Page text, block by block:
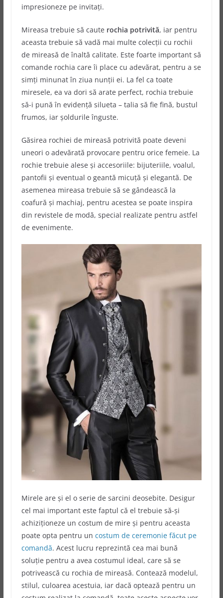
impresioneze pe invitați.
Mireasa trebuie să caute rochia potrivită, iar pentru
aceasta trebuie să vadă mai multe colecții cu rochii
de mireasă de înaltă calitate. Este foarte important să
comande rochia care îi place cu adevărat, pentru a se
simți minunat în ziua nunții ei. La fel ca toate
miresele, ea va dori să arate perfect, rochia trebuie
să-i pună în evidență silueta – talia să fie fină, bustul
frumos, iar șoldurile înguste.
Găsirea rochiei de mireasă potrivită poate deveni
uneori o adevărată provocare pentru orice femeie. La
rochie trebuie alese și accesoriile: bijuteriile, voalul,
pantofii și eventual o geantă micuță și elegantă. De
asemenea mireasa trebuie să se gândească la
coafură și machiaj, pentru acestea se poate inspira
din revistele de modă, special realizate pentru astfel
de evenimente.
Mirele are și el o serie de sarcini deosebite. Desigur
cel mai important este faptul că el trebuie să-și
achiziționeze un costum de mire și pentru aceasta
poate opta pentru un costum de ceremonie făcut pe
comandă. Acest lucru reprezintă cea mai bună
soluție pentru a avea costumul ideal, care să se
potrivească cu rochia de mireasă. Contează modelul,
stilul, culoarea acestuia, iar dacă optează pentru un